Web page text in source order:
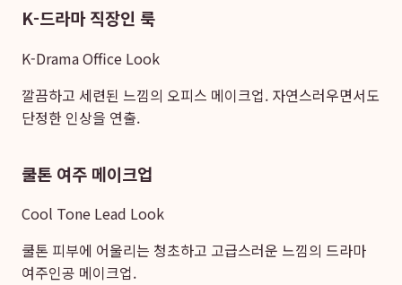
K-드라마 직장인 룩
K-Drama Office Look
깔끔하고 세련된 느낌의 오피스 메이크업. 자연스러우면서도
단정한 인상을 연출.
쿨톤 여주 메이크업
Cool Tone Lead Look
쿨톤 피부에 어울리는 청초하고 고급스러운 느낌의 드라마
여주인공 메이크업.